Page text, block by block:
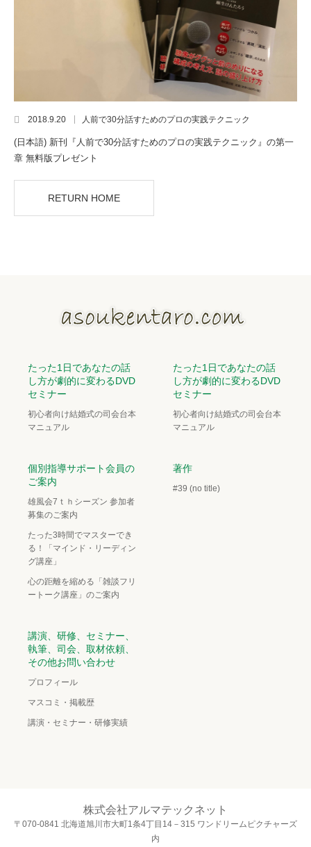
2018.9.20 人前で30分話すためのプロの実践テクニック
(日本語) 新刊『人前で30分話すためのプロの実践テクニック』の第一
章 無料版プレゼント
RETURN HOME
たった1日であなたの話
し方が劇的に変わるDVD
セミナー
初心者向け結婚式の司会台本
マニュアル
たった1日であなたの話
し方が劇的に変わるDVD
セミナー
初心者向け結婚式の司会台本
マニュアル
個別指導サポート会員の
ご案内
雄風会7ｔｈシーズン 参加者
募集のご案内
たった3時間でマスターでき
る！「マインド・リーディン
グ講座」
心の距離を縮める「雑談フリ
ートーク講座」のご案内
著作
#39 (no title)
講演、研修、セミナー、
執筆、司会、取材依頼、
その他お問い合わせ
プロフィール
マスコミ・掲載歴
講演・セミナー・研修実績
株式会社アルマテックネット
〒070-0841 北海道旭川市大町1条4丁目14－315 ワンドリームピクチャーズ
内